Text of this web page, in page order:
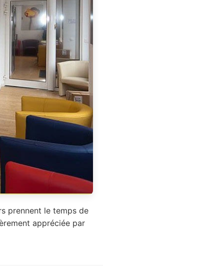
prennent le temps de
appréciée par